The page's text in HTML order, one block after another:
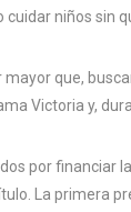
niños sin
mayor que,
Victoria y,
por financiar
La primera